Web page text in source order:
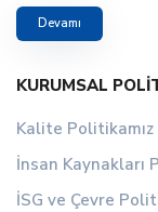
Devamı
KURUMSAL
Kalite Politikamız
İnsan Kaynakları
İSG ve Çevre